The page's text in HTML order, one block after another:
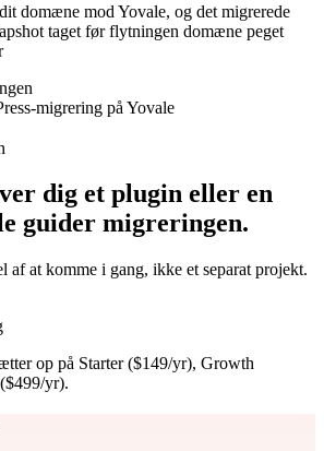
domæne mod Yovale, og det migrerede
taget før flytningen domæne peget
migrering på Yovale
dig et plugin eller en
guider migreringen.
af at komme i gang, ikke et separat projekt.
op på Starter ($149/yr), Growth
yr).